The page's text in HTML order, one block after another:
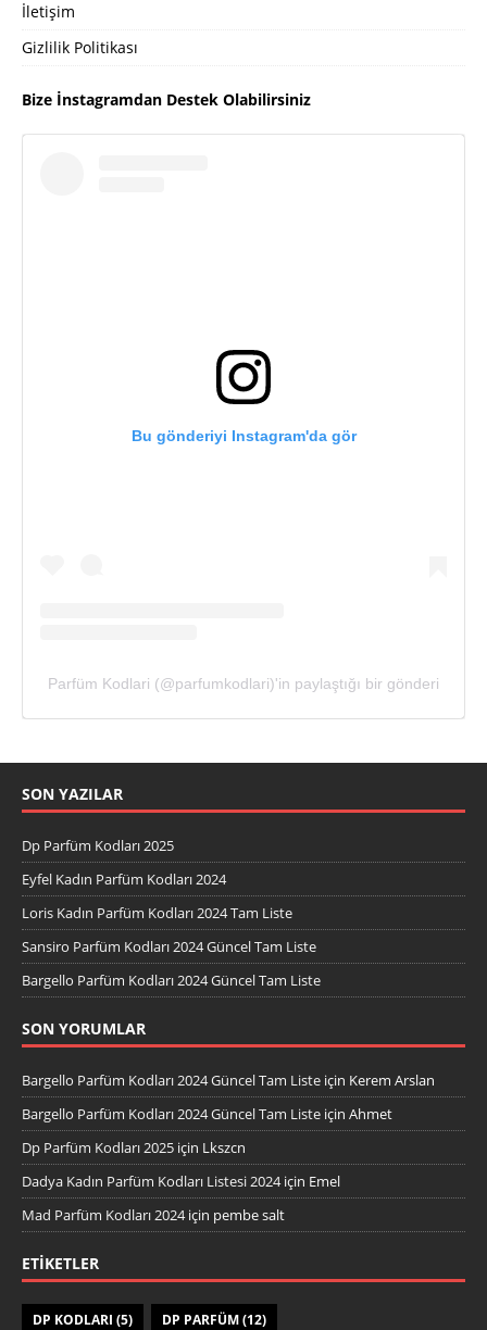
İletişim
Gizlilik Politikası
Bize İnstagramdan Destek Olabilirsiniz
Bu gönderiyi Instagram'da gör
Parfüm Kodlari (@parfumkodlari)'in paylaştığı bir gönderi
SON YAZILAR
Dp Parfüm Kodları 2025
Eyfel Kadın Parfüm Kodları 2024
Loris Kadın Parfüm Kodları 2024 Tam Liste
Sansiro Parfüm Kodları 2024 Güncel Tam Liste
Bargello Parfüm Kodları 2024 Güncel Tam Liste
SON YORUMLAR
Bargello Parfüm Kodları 2024 Güncel Tam Liste için Kerem Arslan
Bargello Parfüm Kodları 2024 Güncel Tam Liste için Ahmet
Dp Parfüm Kodları 2025 için Lkszcn
Dadya Kadın Parfüm Kodları Listesi 2024için Emel
Mad Parfüm Kodları 2024için pembe salt
ETIKETLER
DP KODLARI (5) DP PARFÜM(12)